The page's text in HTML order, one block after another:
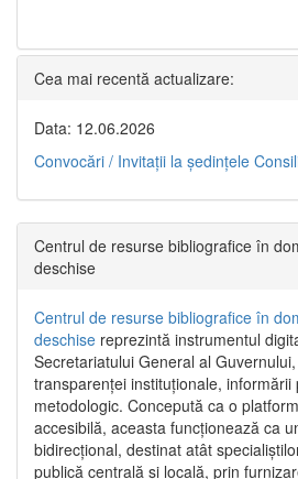
Cea mai recentă actualizare:
Data: 12.06.2026
Convocări / Invitaţii la şedinţele
Centrul de resurse bibliografice în
deschise
Centrul de resurse bibliografice în
deschise reprezintă instrumentul
Secretariatului General al
transparenței instituționale, informării
metodologic. Concepută ca o
accesibilă, aceasta funcționează ca
bidirecțional, destinat atât
publică centrală și locală, prin